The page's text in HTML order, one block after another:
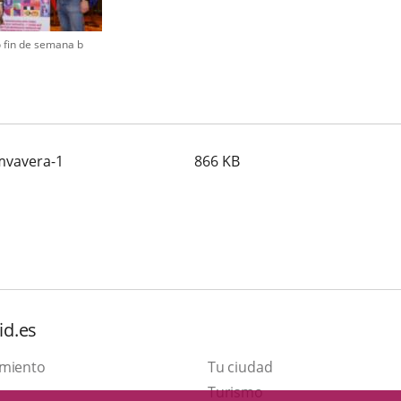
fin de semana b
1 866 KB
Tu ciudad
TurismoEste